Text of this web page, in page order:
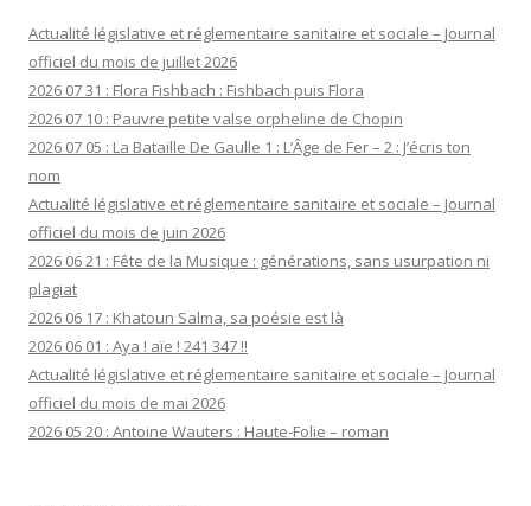
Actualité législative et réglementaire sanitaire et sociale – Journal
officiel du mois de juillet 2026
2026 07 31 : Flora Fishbach : Fishbach puis Flora
2026 07 10 : Pauvre petite valse orpheline de Chopin
2026 07 05 : La Bataille De Gaulle 1 : L’Âge de Fer – 2 : J’écris ton
nom
Actualité législative et réglementaire sanitaire et sociale – Journal
officiel du mois de juin 2026
2026 06 21 : Fête de la Musique : générations, sans usurpation ni
plagiat
2026 06 17 : Khatoun Salma, sa poésie est là
2026 06 01 : Aya ! aïe ! 241 347 !!
Actualité législative et réglementaire sanitaire et sociale – Journal
officiel du mois de mai 2026
2026 05 20 : Antoine Wauters : Haute-Folie – roman